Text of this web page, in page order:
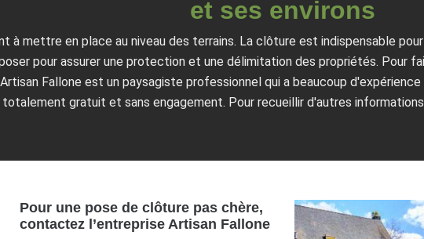
et ses environs
à mettre en place au niveau des terrains. La clôture est indispensable
pour assurer une protection et une délimitation des propriétés. Pour
Fallone est un paysagiste professionnel qui a beaucoup
totalement gratuit et sans engagement. Pour recueillir d'autres
Pour une pose de clôture pas chère,
contactez l’entreprise Artisan Fallone